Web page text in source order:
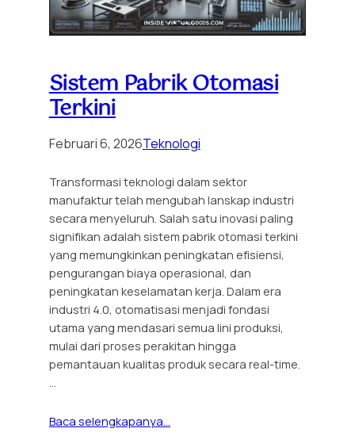
Sistem Pabrik Otomasi
Terkini
Februari 6, 2026Teknologi
Transformasi teknologi dalam sektor
manufaktur telah mengubah lanskap industri
secara menyeluruh. Salah satu inovasi paling
signifikan adalah sistem pabrik otomasi terkini
yang memungkinkan peningkatan efisiensi,
pengurangan biaya operasional, dan
peningkatan keselamatan kerja. Dalam era
industri 4.0, otomatisasi menjadi fondasi
utama yang mendasari semua lini produksi,
mulai dari proses perakitan hingga
pemantauan kualitas produk secara real-time.
Baca selengkapanya…